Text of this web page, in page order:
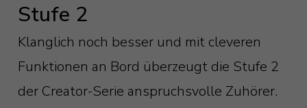
Stufe 2
Klanglich noch besser und mit cleveren
Funktionen an Bord überzeugt die Stufe 2
der Creator-Serie anspruchsvolle Zuhörer.